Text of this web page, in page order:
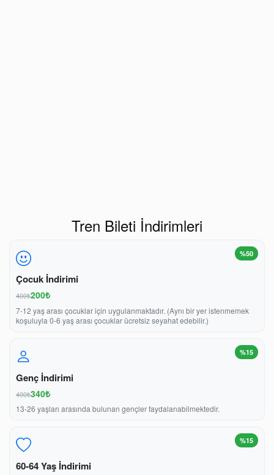
Tren Bileti İndirimleri
%50
Çocuk İndirimi
400₺200₺
7-12 yaş arası çocuklar için uygulanmaktadır. (Aynı bir yer istenmemek
koşuluyla 0-6 yaş arası çocuklar ücretsiz seyahat edebilir.)
%15
Genç İndirimi
400₺340₺
13-26 yaşları arasında bulunan gençler faydalanabilmektedir.
%15
60-64 Yaş İndirimi